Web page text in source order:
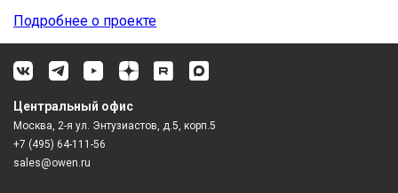
Подробнее о проекте
Центральный офис
Москва, 2-я ул. Энтузиастов, д.5, корп.5
+7 (495) 64-111-56
sales@owen.ru